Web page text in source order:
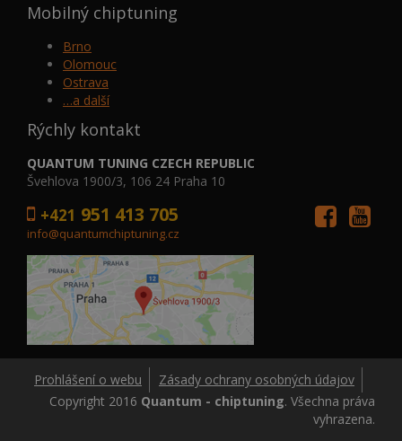
Mobilný chiptuning
Brno
Olomouc
Ostrava
…a další
Rýchly kontakt
QUANTUM TUNING CZECH REPUBLIC
Švehlova 1900/3, 106 24 Praha 10
+421 951 413 705
info@quantumchiptuning.cz
Prohlášení o webu
Zásady ochrany osobných údajov
Copyright 2016 Quantum - chiptuning. Všechna práva
vyhrazena.